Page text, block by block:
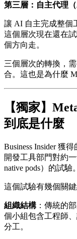
第三層：自主代理
讓 AI 自主完成整個
這個層次現在還在
個方向走。
三個層次的轉換，
合。這也是為什麼
【獨家】
到底是什麼
Business Insider 獲
開發工具部門對約
native pods）的試驗。
這個試驗有幾個關鍵
組織結構：傳統的
個小組包含工程師
分工。